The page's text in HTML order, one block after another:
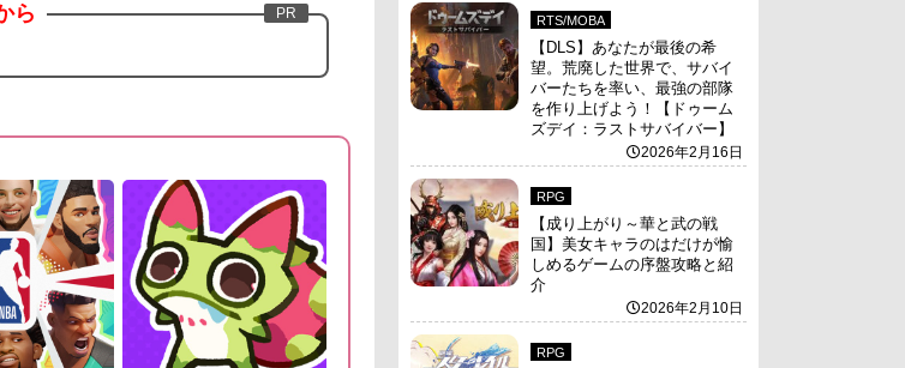
ら RTS/MOBA
【DLS】あなたが最後の希
望。荒廃した世界で、サバイ
バーたちを率い、最強の部隊
を作り上げよう！【ドゥーム
ズデイ：ラストサバイバー】
2026年2月16日
RPG
【成り上がり～華と武の戦
国】美女キャラのはだけが愉
しめるゲームの序盤攻略と紹
介
2026年2月10日
RPG